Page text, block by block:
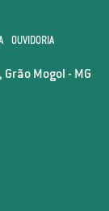
OUVIDORIA
Mogol - MG